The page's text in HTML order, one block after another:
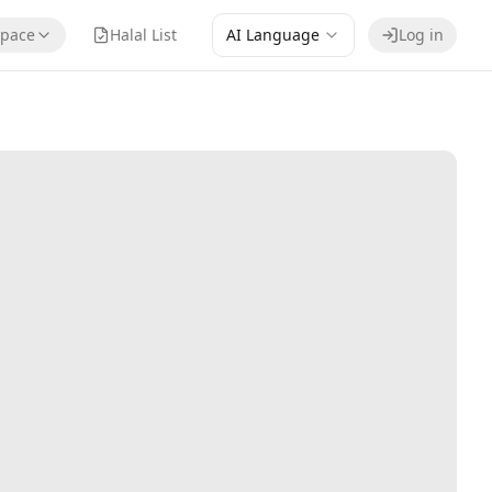
Halal List AI Language Log in